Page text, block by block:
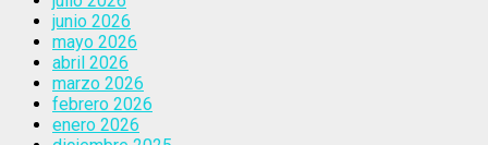
junio 2026
mayo 2026
abril 2026
marzo 2026
febrero 2026
enero 2026